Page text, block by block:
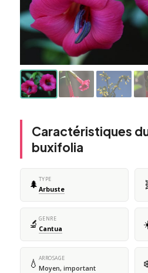
Caractéristiques
buxifolia
🌲 TYPE
Arbuste
🔬 GENRE
Cantua
💧 ARROSAGE
Moyen, important